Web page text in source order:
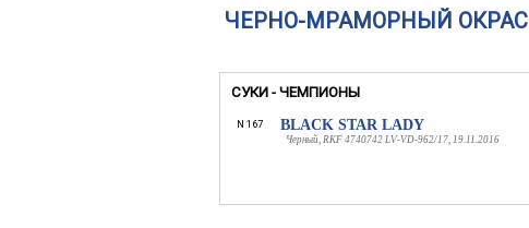
ЧЕРНО-МРАМОРНЫЙ ОКРАС
СУКИ - ЧЕМПИОНЫ
N 167 BLACK STAR LADY
Черный, RKF 4740742 LV-VD-962/17, 19.11.2016